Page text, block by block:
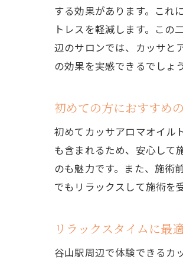
する効果があります。これ
トレスを軽減します。こ
辺のサロンでは、カッサと
の効果を実感できるでしょう
初めての方におすすめ
初めてカッサアロマオイル
も含まれるため、安心して
のも魅力です。また、施術
でもリラックスして施術を
リラックスタイムに最
谷山駅周辺で体験できるカ